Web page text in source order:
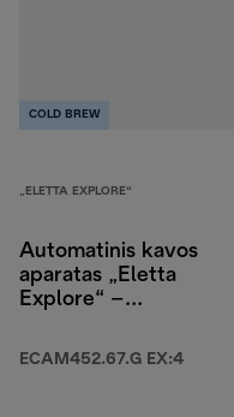
COLD BREW
„ELETTA EXPLORE“
Automatinis kavos
aparatas „Eletta
Explore“ –
ECAM452.67.G EX:4